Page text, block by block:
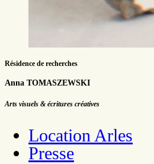
Résidence de recherches
Anna TOMASZEWSKI
Arts visuels & écritures créatives
Location Arles
Presse